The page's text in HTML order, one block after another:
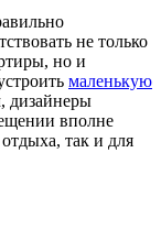
не только
но и
маленькую
дизайнеры
вполне
так и для